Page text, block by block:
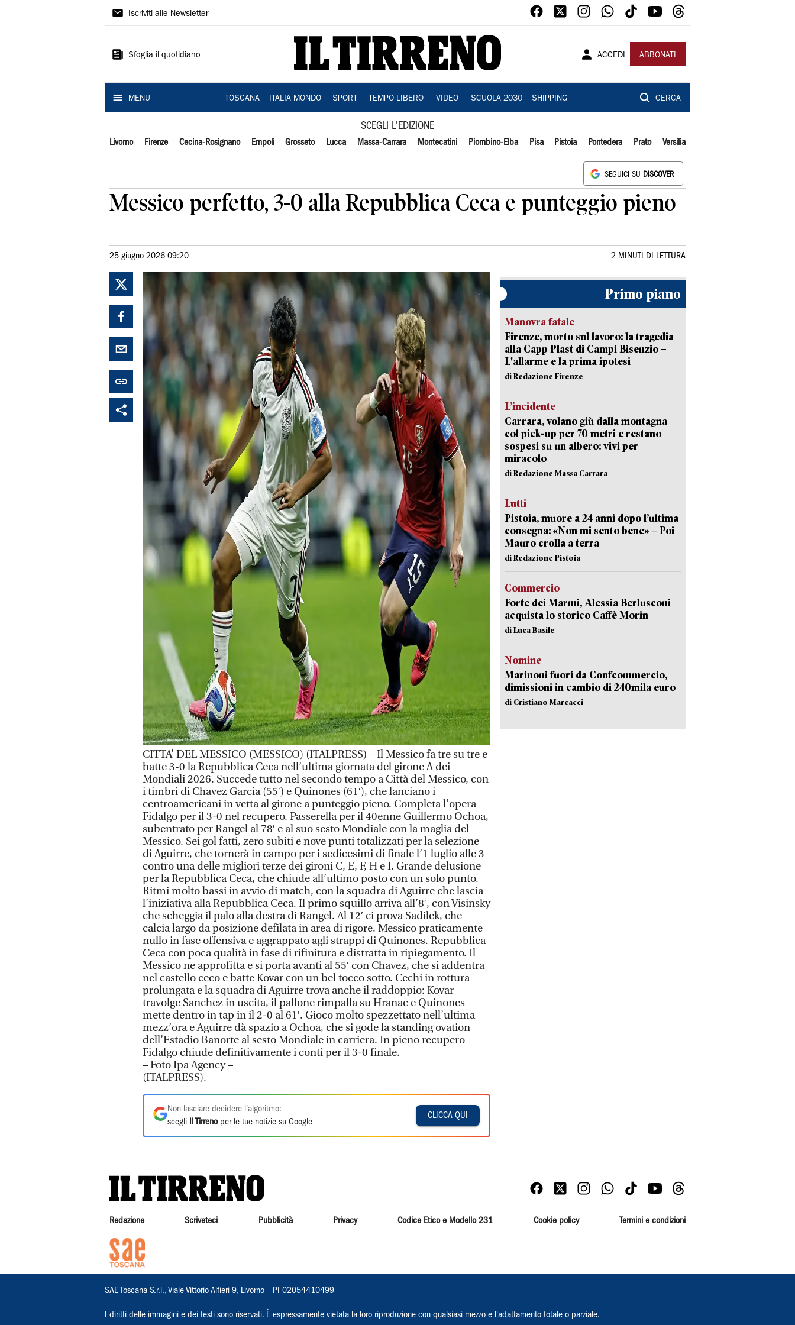
Il
Iscriviti alle Newsletter
Sfoglia il quotidiano ACCEDI ABBONATI
MENU TOSCANA ITALIA MONDO SPORT TEMPO LIBERO VIDEO SCUOLA 2030 SHIPPING CERCA
SCEGLI L'EDIZIONE
Livorno Firenze Cecina-Rosignano Empoli Grosseto Lucca Massa-Carrara Montecatini Piombino-Elba Pisa Pistoia Pontedera Prato Versilia
SEGUICI SU DISCOVER
Messico perfetto, 3-0 alla Repubblica Ceca e punteggio pieno
25 giugno 2026 09:20 2 MINUTI DI LETTURA
CITTA’ DEL MESSICO (MESSICO) (ITALPRESS) – Il Messico fa tre su tre e
batte 3-0 la Repubblica Ceca nell’ultima giornata del girone A dei
Mondiali 2026. Succede tutto nel secondo tempo a Città del Messico, con
i timbri di Chavez Garcia (55′) e Quinones (61′), che lanciano i
centroamericani in vetta al girone a punteggio pieno. Completa l’opera
Fidalgo per il 3-0 nel recupero. Passerella per il 40enne Guillermo Ochoa,
subentrato per Rangel al 78′ e al suo sesto Mondiale con la maglia del
Messico. Sei gol fatti, zero subiti e nove punti totalizzati per la selezione
di Aguirre, che tornerà in campo per i sedicesimi di finale l’1 luglio alle 3
contro una delle migliori terze dei gironi C, E, F, H e I. Grande delusione
per la Repubblica Ceca, che chiude all’ultimo posto con un solo punto.
Ritmi molto bassi in avvio di match, con la squadra di Aguirre che lascia
l’iniziativa alla Repubblica Ceca. Il primo squillo arriva all’8′, con Visinsky
che scheggia il palo alla destra di Rangel. Al 12′ ci prova Sadilek, che
calcia largo da posizione defilata in area di rigore. Messico praticamente
nullo in fase offensiva e aggrappato agli strappi di Quinones. Repubblica
Ceca con poca qualità in fase di rifinitura e distratta in ripiegamento. Il
Messico ne approfitta e si porta avanti al 55′ con Chavez, che si addentra
nel castello ceco e batte Kovar con un bel tocco sotto. Cechi in rottura
prolungata e la squadra di Aguirre trova anche il raddoppio: Kovar
travolge Sanchez in uscita, il pallone rimpalla su Hranac e Quinones
mette dentro in tap in il 2-0 al 61′. Gioco molto spezzettato nell’ultima
mezz’ora e Aguirre dà spazio a Ochoa, che si gode la standing ovation
dell’Estadio Banorte al sesto Mondiale in carriera. In pieno recupero
Fidalgo chiude definitivamente i conti per il 3-0 finale.
– Foto Ipa Agency –
(ITALPRESS).
Non lasciare decidere l'algoritmo:
scegli
Il Tirrenoper le tue notizie su Google
CLICCA QUI
Primo piano
Manovra fatale
Firenze, morto sul lavoro: la tragedia
alla Capp Plast di Campi Bisenzio –
L'allarme e la prima ipotesi
di Redazione Firenze
L’incidente
Carrara, volano giù dalla montagna
col pick-up per 70 metri e restano
sospesi su un albero: vivi per
miracolo
di Redazione Massa Carrara
Lutti
Pistoia, muore a 24 anni dopo l’ultima
consegna: «Non mi sento bene» – Poi
Mauro crolla a terra
di Redazione Pistoia
Commercio
Forte dei Marmi, Alessia Berlusconi
acquista lo storico Caffè Morin
di Luca Basile
Nomine
Marinoni fuori da Confcommercio,
dimissioni in cambio di 240mila euro
di Cristiano Marcacci
Redazione Scriveteci Pubblicità Privacy Codice Etico e Modello 231 Cookie policy Termini e condizioni
SAE Toscana S.r.l., Viale Vittorio Alfieri 9, Livorno – PI 02054410499
I diritti delle immagini e dei testi sono riservati. È espressamente vietata la loro riproduzione con qualsiasi mezzo e l'adattamento totale o parziale.